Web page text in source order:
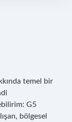
temel bir
G5
bölgesel